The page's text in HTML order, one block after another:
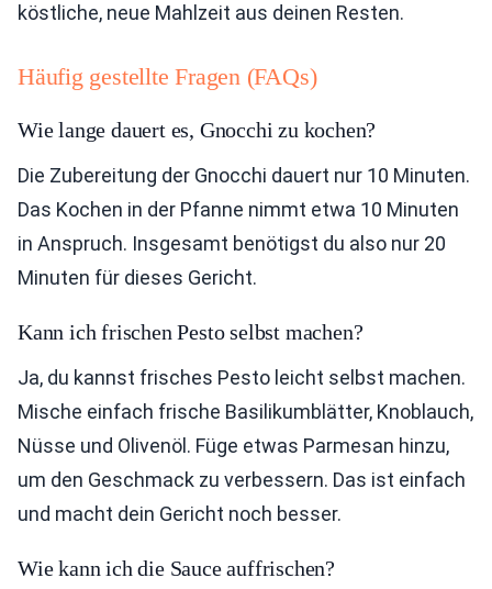
köstliche, neue Mahlzeit aus deinen Resten.
Häufig gestellte Fragen (FAQs)
Wie lange dauert es, Gnocchi zu kochen?
Die Zubereitung der Gnocchi dauert nur 10 Minuten.
Das Kochen in der Pfanne nimmt etwa 10 Minuten
in Anspruch. Insgesamt benötigst du also nur 20
Minuten für dieses Gericht.
Kann ich frischen Pesto selbst machen?
Ja, du kannst frisches Pesto leicht selbst machen.
Mische einfach frische Basilikumblätter, Knoblauch,
Nüsse und Olivenöl. Füge etwas Parmesan hinzu,
um den Geschmack zu verbessern. Das ist einfach
und macht dein Gericht noch besser.
Wie kann ich die Sauce auffrischen?